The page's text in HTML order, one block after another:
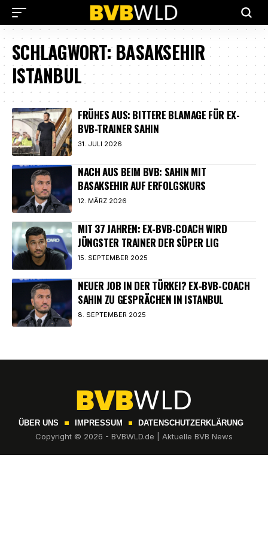
SCHLAGWORT:BASAKSEHIR
ISTANBUL
FRÜHES AUS: BITTERE BLAMAGE FÜR EX-
BVB-TRAINER SAHIN
31. JULI 2026
NACH AUS BEIM BVB: SAHIN MIT
BASAKSEHIR AUF ERFOLGSKURS
12. MÄRZ 2026
MIT 37 JAHREN: EX-BVB-COACH WIRD
JÜNGSTER TRAINER DER SÜPER LIG
15. SEPTEMBER 2025
NEUER JOB IN DER TÜRKEI? EX-BVB-COACH
SAHIN ZU GESPRÄCHEN IN ISTANBUL
8. SEPTEMBER 2025
ÜBER UNS IMPRESSUM DATENSCHUTZERKLÄRUNG
Copyright © 2026 - BVBWLD.de | Aktuelle BVB News